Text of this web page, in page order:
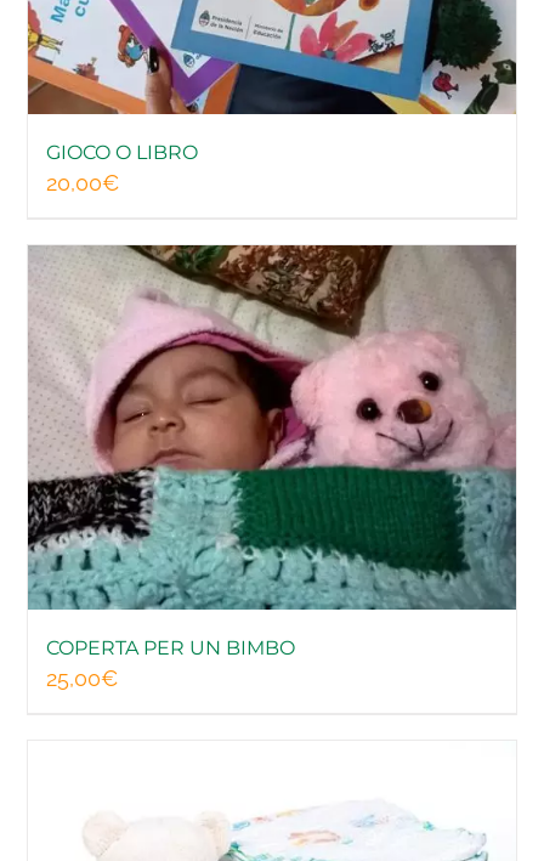
NEWS
EVENTI
GIOCO O LIBRO
20,00€
COPERTA PER UN BIMBO
25,00€